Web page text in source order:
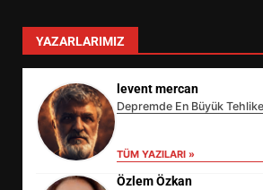
YAZARLARIMIZ
levent mercan
Depremde En Büyük
TÜM YAZILARI »
Özlem Özkan